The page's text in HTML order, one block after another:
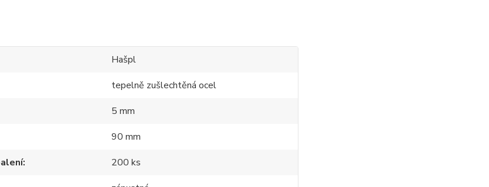
Hašpl
tepelně zušlechtěná ocel
5 mm
90 mm
200 ks